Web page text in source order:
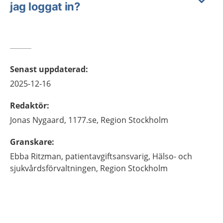
jag loggat in?
Senast uppdaterad:
2025-12-16
Redaktör:
Jonas Nygaard, 1177.se, Region Stockholm
Granskare:
Ebba Ritzman, patientavgiftsansvarig, Hälso- och
sjukvårdsförvaltningen, Region Stockholm